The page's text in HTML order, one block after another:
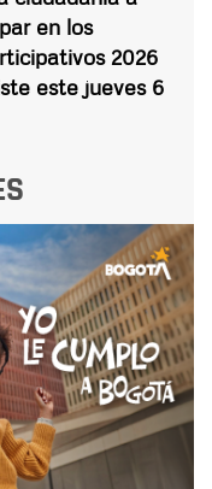
en los
2026
este jueves 6